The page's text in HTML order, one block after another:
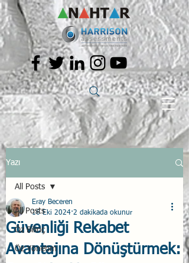
Yazı
All Posts
Öz Bilinç
Öz Yönetim
All Posts
Güvenliği Rekabet
Avantajına Dönüştürmek:
Eray Beceren
16 Eki 2024 2 dakikada okunur